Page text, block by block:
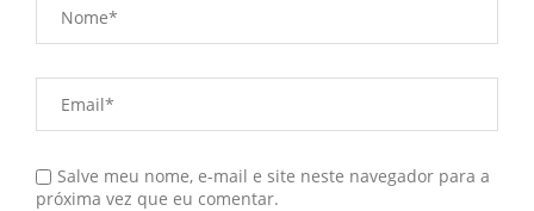
Salve meu nome, e-mail e site neste navegador para a
próxima vez que eu comentar.